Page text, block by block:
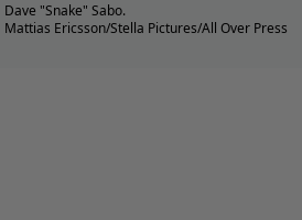
Dave "Snake" Sabo.
Mattias Ericsson/Stella Pictures/All Over Press